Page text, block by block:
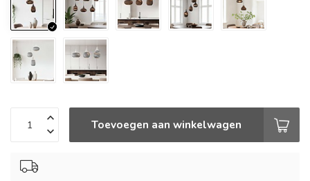
Toevoegen aan winkelwagen